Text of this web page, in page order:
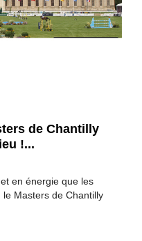
de Chantilly
!...
en énergie que les
le Masters de Chantilly